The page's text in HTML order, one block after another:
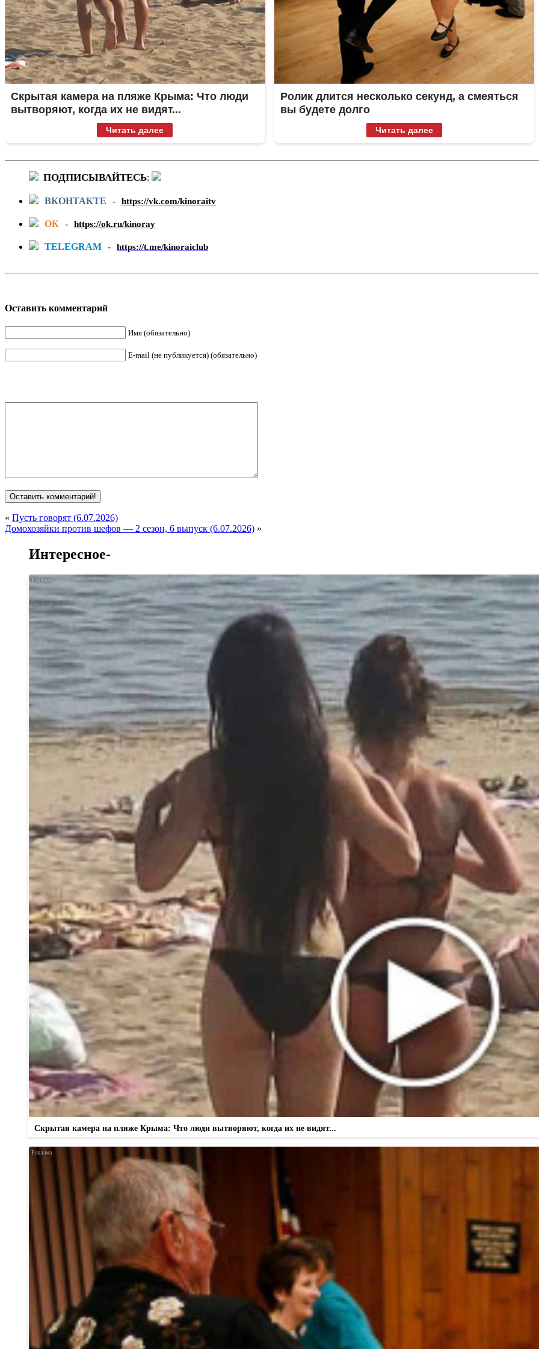
Скрытая камера на пляже Крыма: Что люди
вытворяют, когда их не видят...
Читать далее
Ролик длится несколько секунд, а смеяться
вы будете долго
Читать далее
ПОДПИСЫВАЙТЕСЬ:
ВКОНТАКТЕ - https://vk.com/kinoraitv
ОК - https://ok.ru/kinoray
TELEGRAM - https://t.me/kinoraiclub
Оставить комментарий
Имя (обязательно)
E-mail (не публикуется) (обязательно)
« Пусть говорят (6.07.2026)
Домохозяйки против шефов — 2 сезон, 6 выпуск (6.07.2026) »
Интересное-
Скрытая камера на пляже Крыма: Что люди вытворяют, когда их не видят...